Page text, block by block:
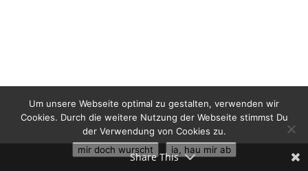
Share This
Um unsere Webseite optimal zu gestalten, verwenden wir
Cookies. Durch die weitere Nutzung der Webseite stimmst Du
der Verwendung von Cookies zu.
mir doch wurscht
ja, hau mir ab